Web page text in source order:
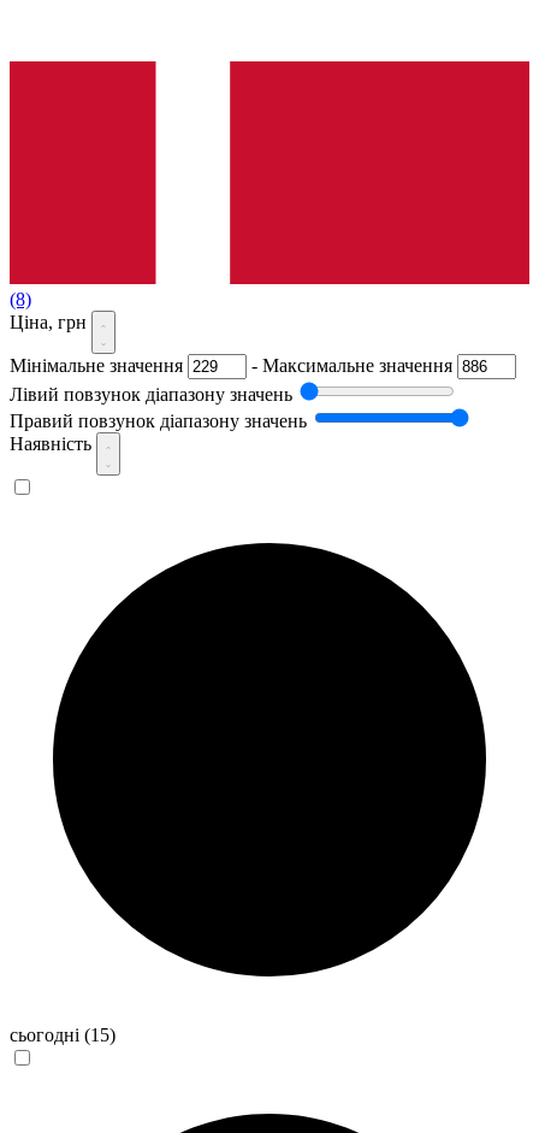
(8)
Ціна, грн
Мінімальне значення - Максимальне значення
Лівий повзунок діапазону значень
Правий повзунок діапазону значень
Наявність
сьогодні (15)